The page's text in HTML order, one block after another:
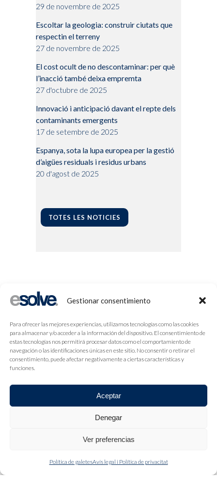
Gestionar consentimiento
Para ofrecer las mejores experiencias, utilizamos tecnologías como las cookies
para almacenar y/o acceder a la información del dispositivo. El consentimiento de
estas tecnologías nos permitirá procesar datos como el comportamiento de
navegación o las identificaciones únicas en este sitio. No consentir o retirar el
consentimiento, puede afectar negativamente a ciertas características y
funciones.
Aceptar
Denegar
Ver preferencias
Política de galetesAvís legal i Política de privacitat
29 de novembre de 2025
Escoltar la geologia: construir ciutats que
respectin el terreny
27 de novembre de 2025
El cost ocult de no descontaminar: per què
l’inacció també deixa empremta
27 d'octubre de 2025
Innovació i anticipació davant el repte dels
contaminants emergents
17 de setembre de 2025
Espanya, sota la lupa europea per la gestió
d’aigües residuals i residus urbans
20 d'agost de 2025
TOTES LES NOTICIES